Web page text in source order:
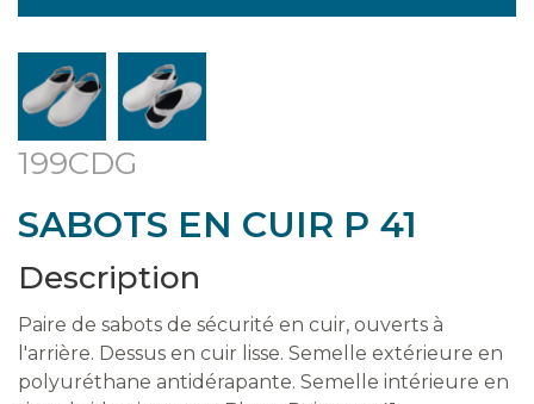
199CDG
SABOTS EN CUIR P 41
Description
Paire de sabots de sécurité en cuir, ouverts à
l'arrière. Dessus en cuir lisse. Semelle extérieure en
polyuréthane antidérapante. Semelle intérieure en